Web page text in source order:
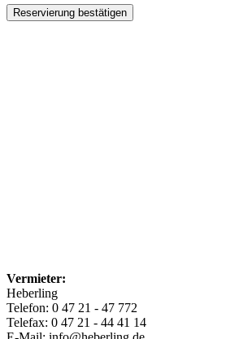
Vermieter:
Heberling
Telefon: 0 47 21 - 47 772
Telefax: 0 47 21 - 44 41 14